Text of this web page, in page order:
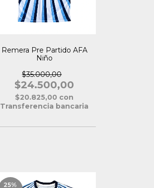
Remera Pre Partido AFA
Niño
$35.000,00
$24.500,00
$20.825,00 con
Transferencia bancaria
25%